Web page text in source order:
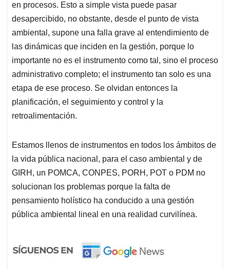
en procesos. Esto a simple vista puede pasar
desapercibido, no obstante, desde el punto de vista
ambiental, supone una falla grave al entendimiento de
las dinámicas que inciden en la gestión, porque lo
importante no es el instrumento como tal, sino el proceso
administrativo completo; el instrumento tan solo es una
etapa de ese proceso. Se olvidan entonces la
planificación, el seguimiento y control y la
retroalimentación.
Estamos llenos de instrumentos en todos los ámbitos de
la vida pública nacional, para el caso ambiental y de
GIRH, un POMCA, CONPES, PORH, POT o PDM no
solucionan los problemas porque la falta de
pensamiento holístico ha conducido a una gestión
pública ambiental lineal en una realidad curvilínea.